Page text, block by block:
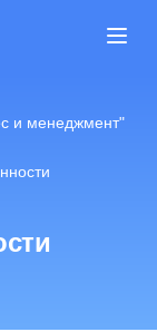
и менеджмент"